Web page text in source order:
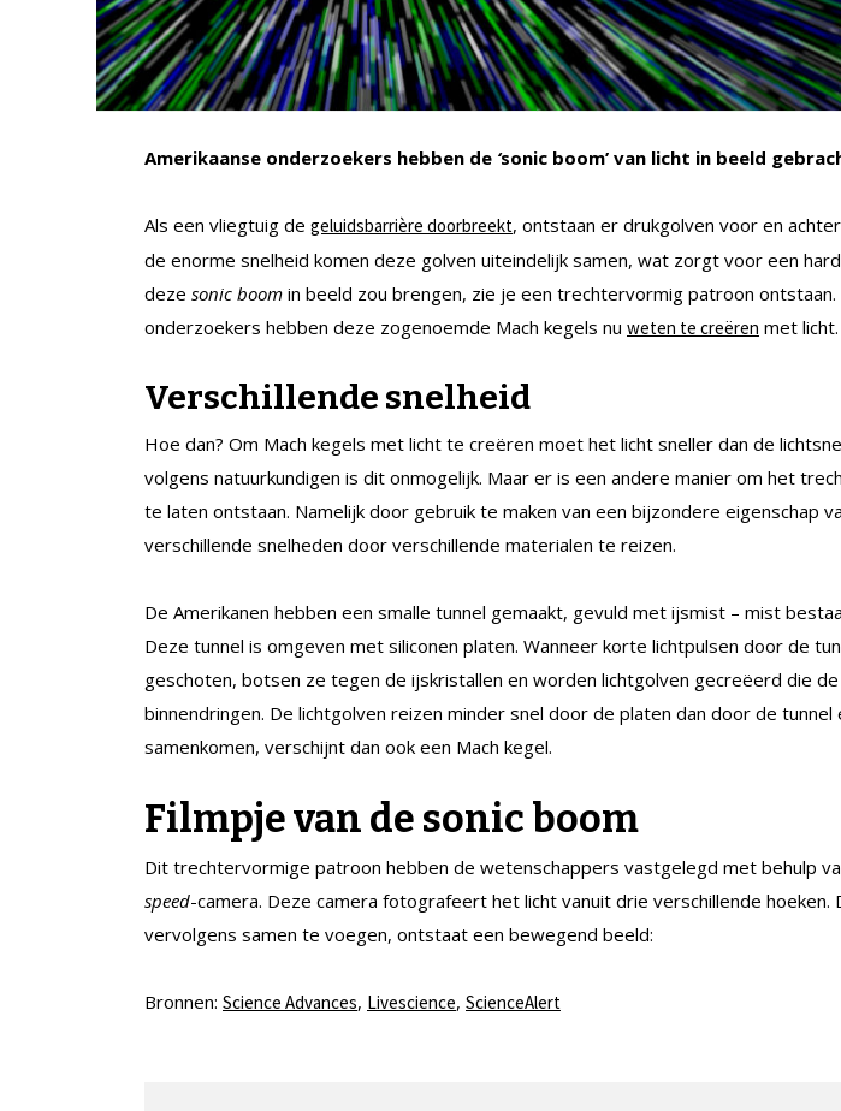
Amerikaanse onderzoekers hebben de ‘sonic boom’ van licht in beeld
Als een vliegtuig de geluidsbarrière doorbreekt, ontstaan er drukgolven voor en
de enorme snelheid komen deze golven uiteindelijk samen, wat zorgt voor een
deze sonic boom in beeld zou brengen, zie je een trechtervormig patroon ontstaan.
onderzoekers hebben deze zogenoemde Mach kegels nu weten te creëren met licht.
Verschillende snelheid
Hoe dan? Om Mach kegels met licht te creëren moet het licht sneller dan de
volgens natuurkundigen is dit onmogelijk. Maar er is een andere manier om het
te laten ontstaan. Namelijk door gebruik te maken van een bijzondere eigenschap
verschillende snelheden door verschillende materialen te reizen.
De Amerikanen hebben een smalle tunnel gemaakt, gevuld met ijsmist – mist
Deze tunnel is omgeven met siliconen platen. Wanneer korte lichtpulsen door de
geschoten, botsen ze tegen de ijskristallen en worden lichtgolven gecreëerd die
binnendringen. De lichtgolven reizen minder snel door de platen dan door de
samenkomen, verschijnt dan ook een Mach kegel.
Filmpje van de sonic boom
Dit trechtervormige patroon hebben de wetenschappers vastgelegd met behulp
speed-camera. Deze camera fotografeert het licht vanuit drie verschillende hoeken.
vervolgens samen te voegen, ontstaat een bewegend beeld:
Bronnen: Science Advances, Livescience, ScienceAlert